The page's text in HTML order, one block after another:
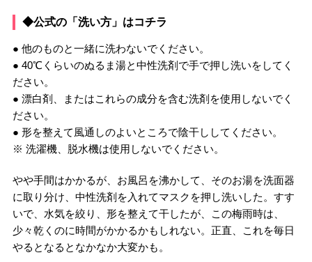
◆公式の「洗い方」はコチラ
● 他のものと一緒に洗わないでください。
● 40℃くらいのぬるま湯と中性洗剤で手で押し洗いをしてく
ださい。
● 漂白剤、またはこれらの成分を含む洗剤を使用しないでく
ださい。
● 形を整えて風通しのよいところで陰干ししてください。
※ 洗濯機、脱水機は使用しないでください。
やや手間はかかるが、お風呂を沸かして、そのお湯を洗面器
に取り分け、中性洗剤を入れてマスクを押し洗いした。すす
いで、水気を絞り、形を整えて干したが、この梅雨時は、
少々乾くのに時間がかかるかもしれない。正直、これを毎日
やるとなるとなかなか大変かも。